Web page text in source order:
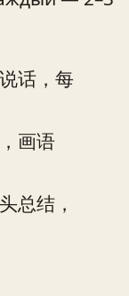
话，每
画语
总结，